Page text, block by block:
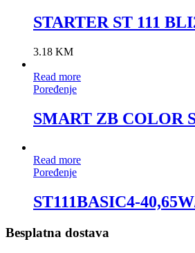
STARTER ST 111
3.18 KM
Read more
Poređenje
SMART ZB COLOR
Read more
Poređenje
ST111BASIC4-
Besplatna dostava